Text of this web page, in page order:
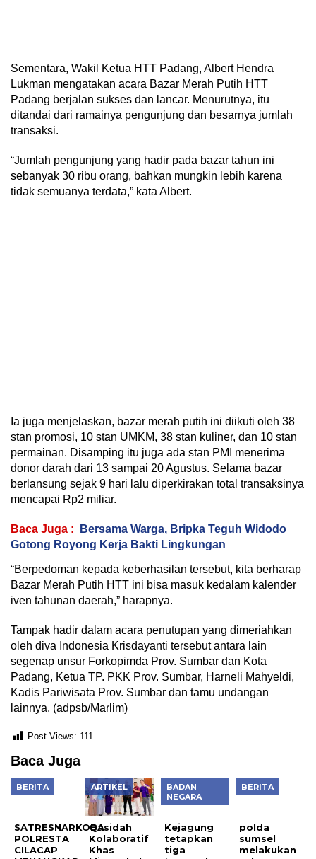
Sementara, Wakil Ketua HTT Padang, Albert Hendra
Lukman mengatakan acara Bazar Merah Putih HTT
Padang berjalan sukses dan lancar. Menurutnya, itu
ditandai dari ramainya pengunjung dan besarnya jumlah
transaksi.
“Jumlah pengunjung yang hadir pada bazar tahun ini
sebanyak 30 ribu orang, bahkan mungkin lebih karena
tidak semuanya terdata,” kata Albert.
Ia juga menjelaskan, bazar merah putih ini diikuti oleh 38
stan promosi, 10 stan UMKM, 38 stan kuliner, dan 10 stan
permainan. Disamping itu juga ada stan PMI menerima
donor darah dari 13 sampai 20 Agustus. Selama bazar
berlansung sejak 9 hari lalu diperkirakan total transaksinya
mencapai Rp2 miliar.
Baca Juga :
Bersama Warga, Bripka Teguh Widodo
Gotong Royong Kerja Bakti Lingkungan
“Berpedoman kepada keberhasilan tersebut, kita berharap
Bazar Merah Putih HTT ini bisa masuk kedalam kalender
iven tahunan daerah,” harapnya.
Tampak hadir dalam acara penutupan yang dimeriahkan
oleh diva Indonesia Krisdayanti tersebut antara lain
segenap unsur Forkopimda Prov. Sumbar dan Kota
Padang, Ketua TP. PKK Prov. Sumbar, Harneli Mahyeldi,
Kadis Pariwisata Prov. Sumbar dan tamu undangan
lainnya. (adpsb/Marlim)
Post Views: 111
Baca Juga
BERITA
SATRESNARKOBA
POLRESTA
CILACAP
ARTIKEL
Qasidah
Kolaboratif
Khas
BADAN
NEGARA
Kejagung
tetapkan
tiga
BERITA
polda
sumsel
melakukan